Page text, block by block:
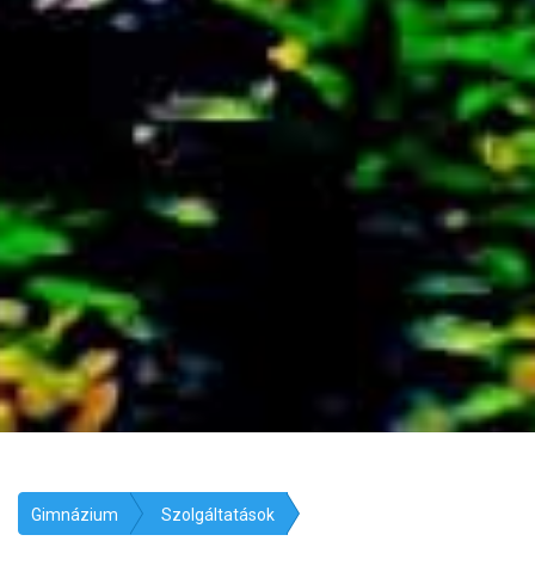
Gimnázium Szolgáltatások